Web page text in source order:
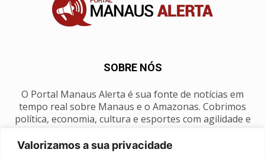
Valorizamos a sua privacidade
SOBRE NÓS
O Portal Manaus Alerta é sua fonte de notícias em
tempo real sobre Manaus e o Amazonas. Cobrimos
política, economia, cultura e esportes com agilidade e